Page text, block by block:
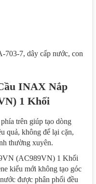
703-7, dây cấp nước, con
INAX Nắp
1 Khối
trên giúp tạo dòng
quả, không để lại cặn,
thường xuyên.
(AC989VN) 1 Khối
kiểu mới không tạo góc
được phân phối đều